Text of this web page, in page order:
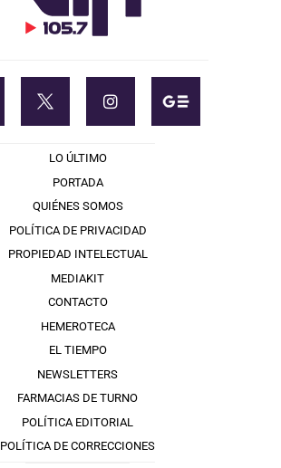
LO ÚLTIMO
PORTADA
QUIÉNES SOMOS
POLÍTICA DE PRIVACIDAD
PROPIEDAD INTELECTUAL
MEDIAKIT
CONTACTO
HEMEROTECA
EL TIEMPO
NEWSLETTERS
FARMACIAS DE TURNO
POLÍTICA EDITORIAL
POLÍTICA DE CORRECCIONES